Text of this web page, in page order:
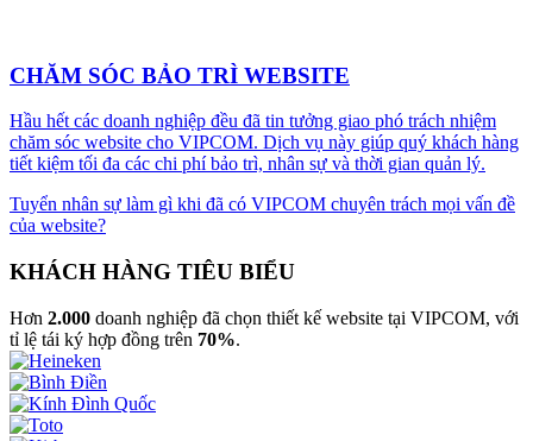
CHĂM SÓC BẢO TRÌ WEBSITE
Hầu hết các doanh nghiệp đều đã tin tưởng giao phó trách nhiệm
chăm sóc website cho VIPCOM. Dịch vụ này giúp quý khách hàng
tiết kiệm tối đa các chi phí bảo trì, nhân sự và thời gian quản lý.
Tuyển nhân sự làm gì khi đã có VIPCOM chuyên trách mọi vấn đề
của website?
KHÁCH HÀNG TIÊU BIỂU
Hơn 2.000 doanh nghiệp đã chọn thiết kế website tại VIPCOM, với
tỉ lệ tái ký hợp đồng trên 70%.